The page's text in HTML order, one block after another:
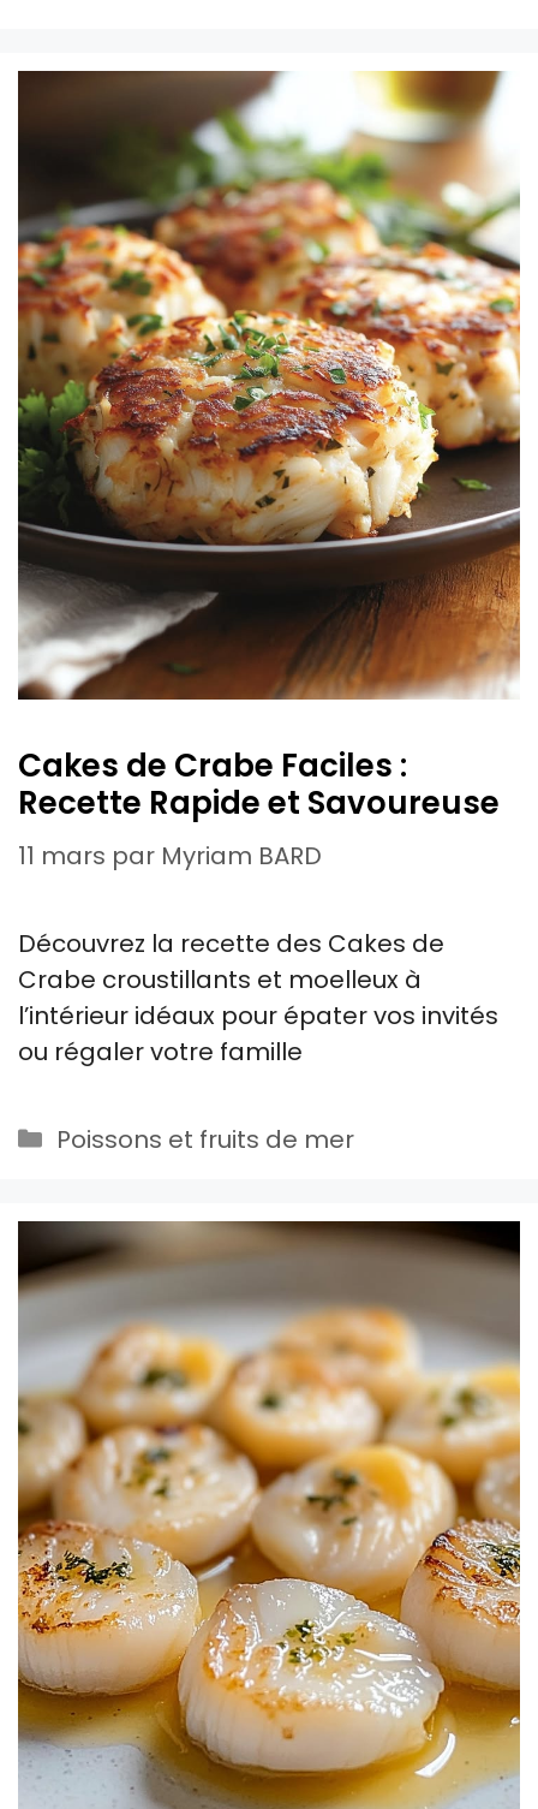
Cakes de Crabe Faciles :
Recette Rapide et Savoureuse
11 mars par Myriam BARD
Découvrez la recette des Cakes de
Crabe croustillants et moelleux à
l’intérieur idéaux pour épater vos invités
ou régaler votre famille
Catégories
Poissons et fruits de mer